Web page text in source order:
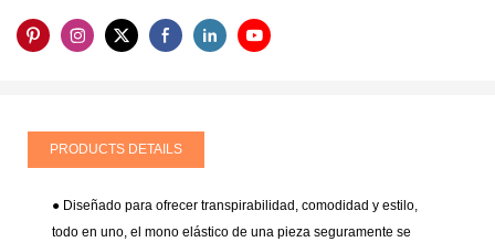
PRODUCTS DETAILS
● Diseñado para ofrecer transpirabilidad, comodidad y estilo,
todo en uno, el mono elástico de una pieza seguramente se